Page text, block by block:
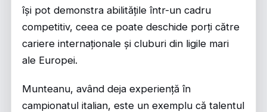
își pot demonstra abilitățile într-un cadru
competitiv, ceea ce poate deschide porți către
cariere internaționale și cluburi din ligile mari
ale Europei.
Munteanu, având deja experiență în
campionatul italian, este un exemplu că talentul